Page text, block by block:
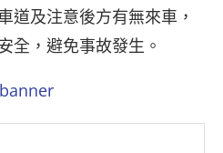
道及注意後方有無來車，
全，避免事故發生。